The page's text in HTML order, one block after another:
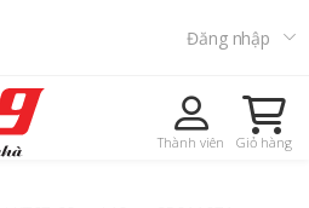
Đăng nhập
menu Thành viên Giỏ hàng